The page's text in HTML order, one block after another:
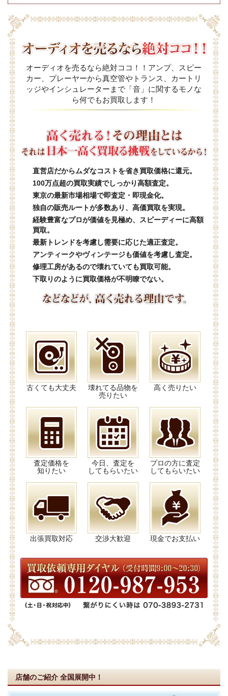
オーディオを売るなら絶対ココ！！アンプ、スピー
カー、プレーヤーから真空管やトランス、カートリ
ッジやインシュレーターまで「音」に関するモノな
ら何でもお買取します！
直営店だからムダなコストを省き買取価格に還元。
100万点超の買取実績でしっかり高額査定。
東京の最新市場相場で即査定・即現金化。
独自の販売ルートが多数あり、高価買取を実現。
経験豊富なプロが価値を見極め、スピーディーに高額
買取。
最新トレンドを考慮し需要に応じた適正査定。
アンティークやヴィンテージも価値を考慮し査定。
修理工房があるので壊れていても買取可能。
下取りのように買取価格が不明瞭でない。
古くても大丈夫
壊れてる品物を
売りたい
高く売りたい
査定価格を
知りたい
今日、査定を
してもらいたい
プロの方に査定
してもらいたい
出張買取対応 交渉大歓迎 現金でお支払い
店舗のご紹介 全国展開中！